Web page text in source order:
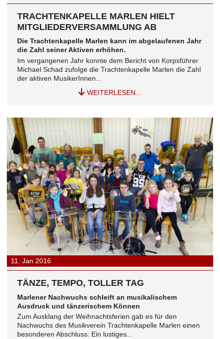
TRACHTENKAPELLE MARLEN HIELT
MITGLIEDERVERSAMMLUNG AB
Die Trachtenkapelle Marlen kann im abgelaufenen Jahr
die Zahl seiner Aktiven erhöhen.
Im vergangenen Jahr konnte dem Bericht von Korpsführer
Michael Schad zufolge die Trachtenkapelle Marlen die Zahl
der aktiven MusikerInnen...
WEITERLESEN...
11. Jan 2016
TÄNZE, TEMPO, TOLLER TAG
Marlener Nachwuchs schleift an musikalischem
Ausdruck und tänzerischem Können
Zum Ausklang der Weihnachtsferien gab es für den
Nachwuchs des Musikverein Trachtenkapelle Marlen einen
besonderen Abschluss: Ein lustiges...